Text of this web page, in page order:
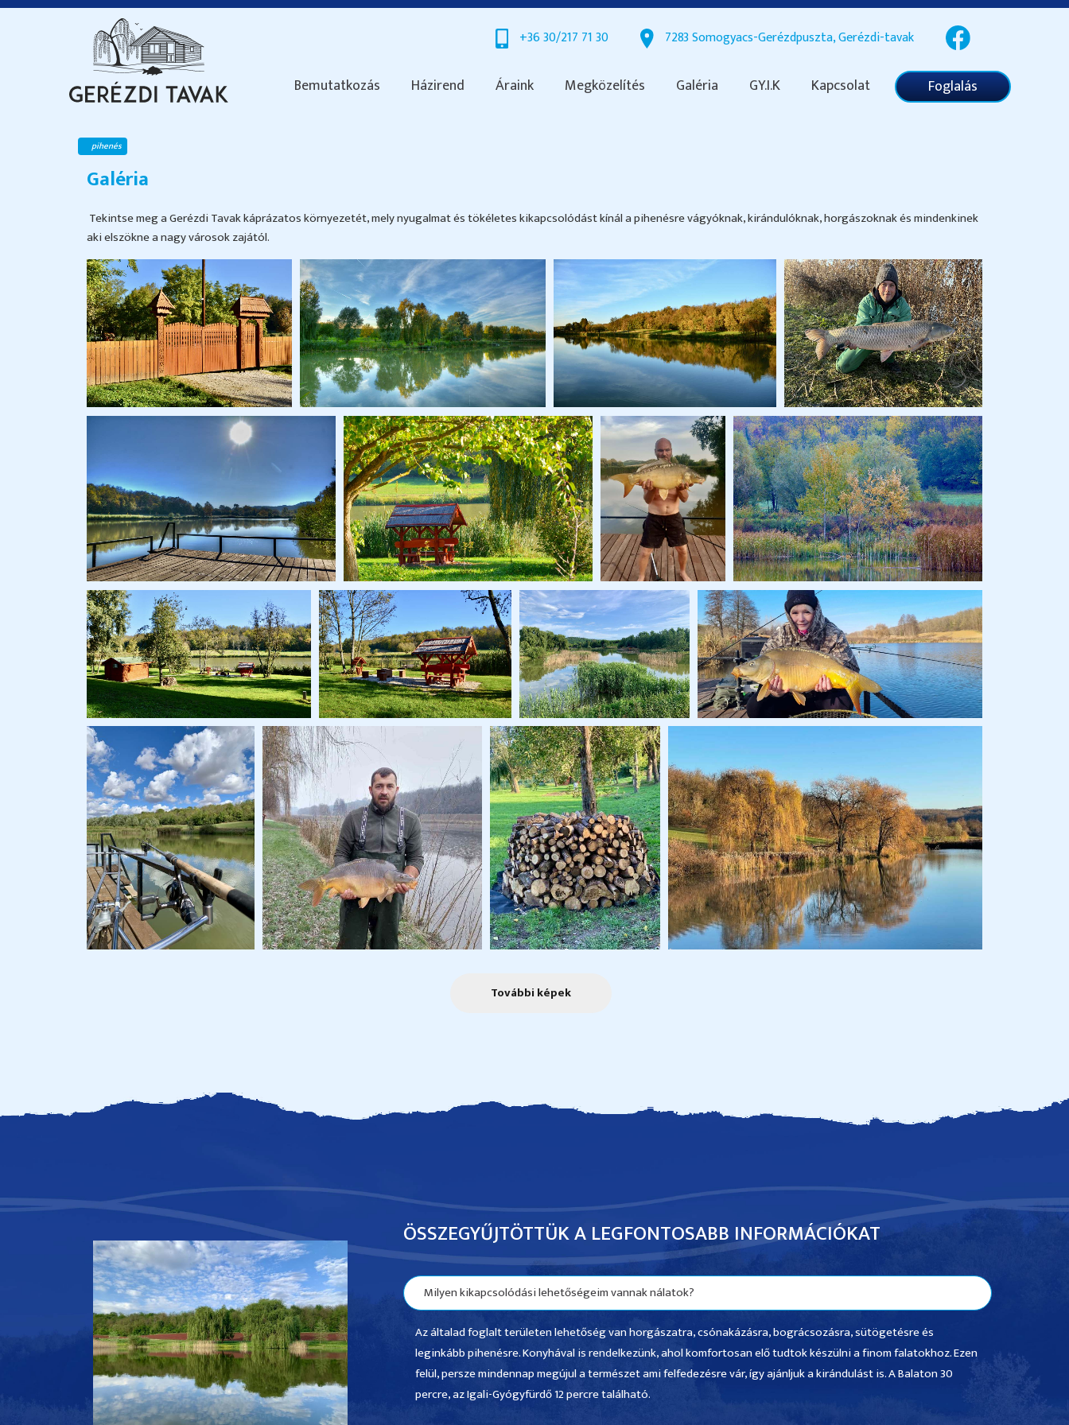
+36 30/217 71 30 7283 Somogyacs-Gerézdpuszta, Gerézdi-tavak
Bemutatkozás Házirend Áraink Megközelítés Galéria GY.I.K Kapcsolat Foglalás
pihenés
Galéria
Tekintse meg a Gerézdi Tavak káprázatos környezetét, mely nyugalmat és tökéletes kikapcsolódást kínál a pihenésre vágyóknak, kirándulóknak, horgászoknak és mindenkinek
aki elszökne a nagy városok zajától.
További képek
ÖSSZEGYŰJTÖTTÜK A LEGFONTOSABB INFORMÁCIÓKAT
Milyen kikapcsolódási lehetőségeim vannak nálatok?
Az általad foglalt területen lehetőség van horgászatra, csónakázásra, bográcsozásra, sütögetésre és
leginkább pihenésre. Konyhával is rendelkezünk, ahol komfortosan elő tudtok készülni a finom falatokhoz. Ezen
felül, persze mindennap megújul a természet ami felfedezésre vár, így ajánljuk a kirándulást is. A Balaton 30
percre, az Igali-Gyógyfürdő 12 percre található.